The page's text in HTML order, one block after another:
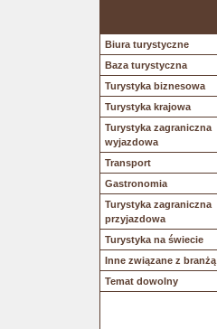
Biura turystyczne
Baza turystyczna
Turystyka biznesowa
Turystyka krajowa
Turystyka zagraniczna
wyjazdowa
Transport
Gastronomia
Turystyka zagraniczna
przyjazdowa
Turystyka na świecie
Inne związane z branżą
Temat dowolny